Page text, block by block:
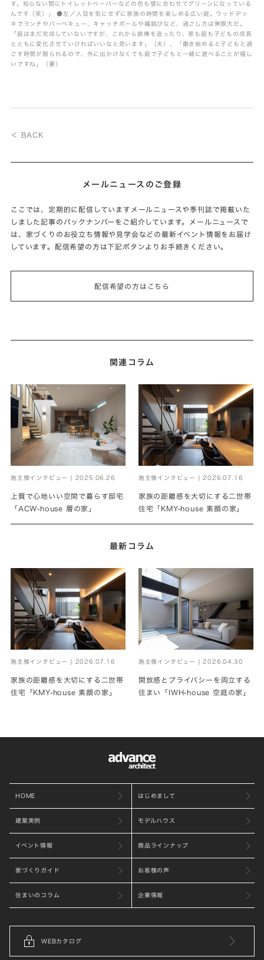
す。知らない間にトイレットペーパーなどの色も壁に合わせてグリーンになっている
んです（笑）」 ●左／人目を気にせずに家族の時間を楽しめる広い庭。ウッドデッ
キでランチやバーベキュー、キャッチボールや縄跳びなど、過ごし方は無限大だ。
「庭はまだ完成していないですが、これから鉄棒を造ったり、家も庭も子どもの成長
とともに変化させていければいいなと思います」（夫）、「働き始めると子どもと過
ごす時間が限られるので、外に出かけなくても庭で子どもと一緒に遊べることが嬉し
いですね」（妻）
＜ BACK
メールニュースのご登録
ここでは、定期的に配信していますメールニュースや季刊誌で掲載いた
しました記事のバックナンバーをご紹介しています。メールニュースで
は、家づくりのお役立ち情報や見学会などの最新イベント情報をお届け
しています。配信希望の方は下記ボタンよりお手続きください。
配信希望の方はこちら
関連コラム
施主様インタビュー | 2025.06.26
上質で心地いい空間で暮らす邸宅
「ACW-house 層の家」
施主様インタビュー | 2026.07.16
家族の距離感を大切にする二世帯
住宅「KMY-house 素顔の家」
最新コラム
施主様インタビュー | 2026.07.16
家族の距離感を大切にする二世帯
住宅「KMY-house 素顔の家」
施主様インタビュー | 2026.04.30
開放感とプライバシーを両立する
住まい「IWH-house 空庭の家」
HOME はじめまして
建築実例 モデルハウス
イベント情報 商品ラインナップ
家づくりガイド お客様の声
住まいのコラム 企業情報
WEBカタログ